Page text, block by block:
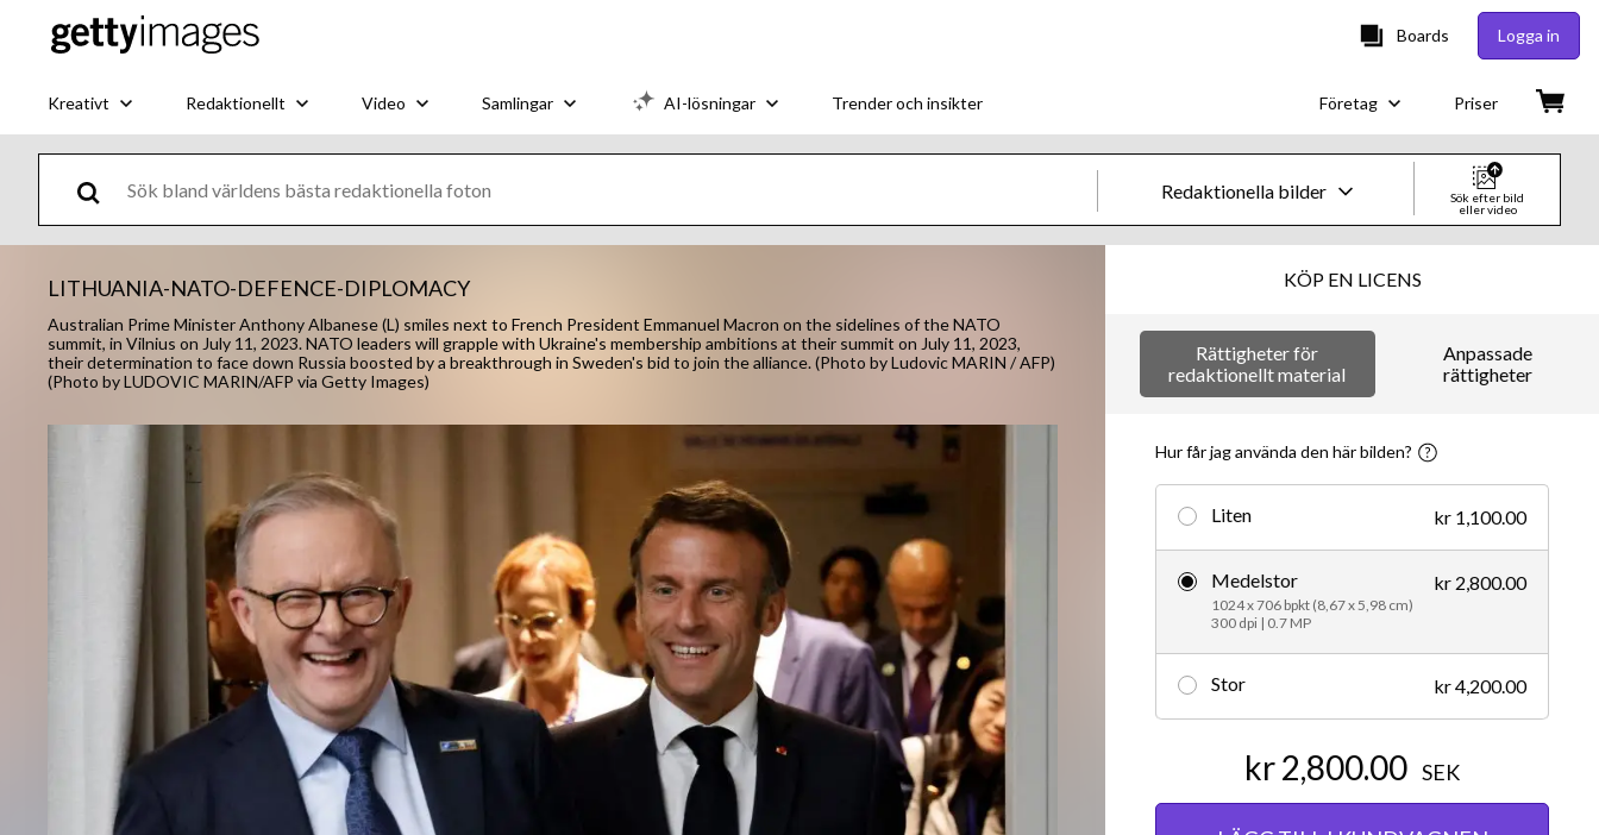
Boards Logga in
Kreativt Redaktionellt Video Samlingar AI-lösningar Trender och insikter Företag Priser
Redaktionella bilder
Kreativa bilder och videor
Bilder
Kreativt
Video
Kreativt
Sök efter bild
eller video
LITHUANIA-NATO-DEFENCE-DIPLOMACY
Australian Prime Minister Anthony Albanese (L) smiles next to French President Emmanuel Macron on the sidelines of the NATO
summit, in Vilnius on July 11, 2023. NATO leaders will grapple with Ukraine's membership ambitions at their summit on July 11, 2023,
their determination to face down Russia boosted by a breakthrough in Sweden's bid to join the alliance. (Photo by Ludovic MARIN / AFP)
(Photo by LUDOVIC MARIN/AFP via Getty Images)
KÖP EN LICENS
Rättigheter för
redaktionellt material
Anpassade
rättigheter
Hur får jag använda den här bilden?
Liten kr 1,100.00
Medelstor
1024 x 706 bpkt (8,67 x 5,98 cm)
300 dpi | 0.7 MP
kr 2,800.00
Stor kr 4,200.00
kr 2,800.00 SEK